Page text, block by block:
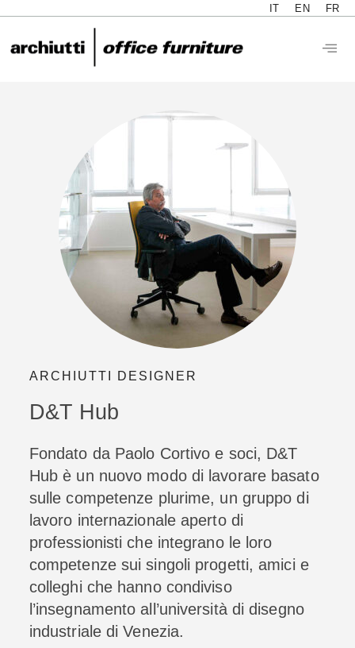
IT EN FR
ARCHIUTTI DESIGNER
D&T Hub
Fondato da Paolo Cortivo e soci, D&T
Hub è un nuovo modo di lavorare basato
sulle competenze plurime, un gruppo di
lavoro internazionale aperto di
professionisti che integrano le loro
competenze sui singoli progetti, amici e
colleghi che hanno condiviso
l’insegnamento all’università di disegno
industriale di Venezia.